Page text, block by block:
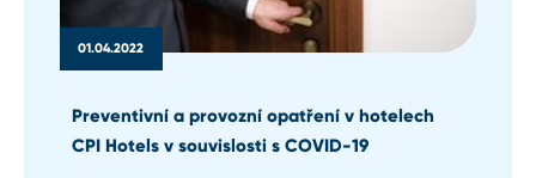
01.04.2022
Preventivní a provozní opatření v hotelech
CPI Hotels v souvislosti s COVID-19